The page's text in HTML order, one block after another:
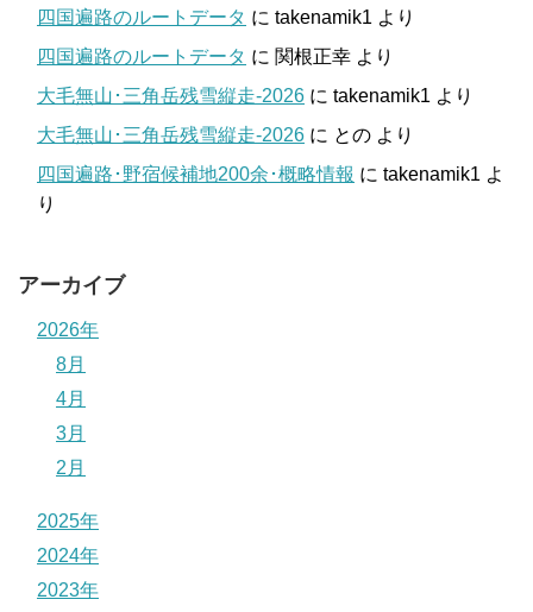
四国遍路のルートデータ に takenamik1 より
四国遍路のルートデータ に 関根正幸 より
大毛無山･三角岳残雪縦走-2026 に takenamik1 より
大毛無山･三角岳残雪縦走-2026 に との より
四国遍路･野宿候補地200余･概略情報 に takenamik1 よ
り
アーカイブ
2026年
8月
4月
3月
2月
2025年
2024年
2023年